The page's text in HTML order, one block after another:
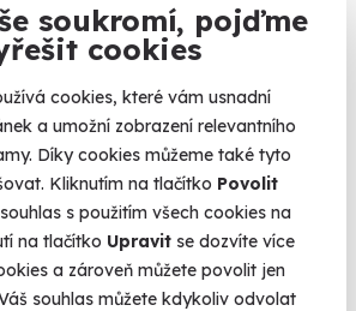
soukromí, pojďme
cookies
cookies, které vám usnadní
a umožní zobrazení relevantního
Díky cookies můžeme také tyto
Kliknutím na tlačítko Povolit
s použitím všech cookies na
na tlačítko Upravit se dozvíte více
a zároveň můžete povolit jen
souhlas můžete kdykoliv odvolat
9.4(31)
oleje na celém těle.